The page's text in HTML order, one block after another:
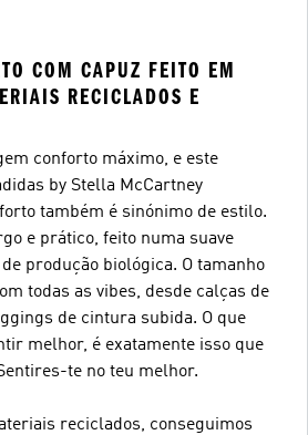
COM CAPUZ FEITO EM
RECICLADOS E
conforto máximo, e este
by Stella McCartney
também é sinónimo de estilo.
e prático, feito numa suave
produção biológica. O tamanho
todas as vibes, desde calças de
de cintura subida. O que
melhor, é exatamente isso que
te no teu melhor.
reciclados, conseguimos